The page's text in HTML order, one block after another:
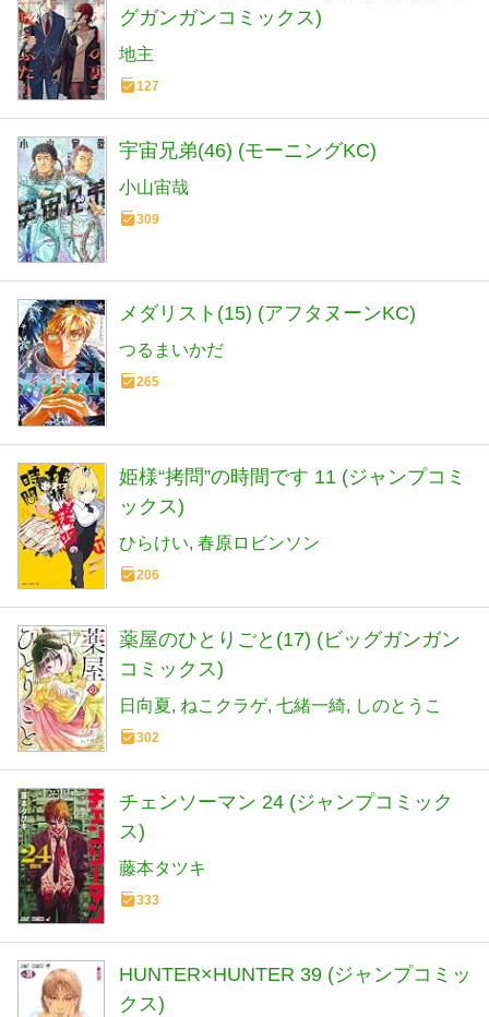
グガンガンコミックス)
地主
127
宇宙兄弟(46) (モーニングKC)
小山宙哉
309
メダリスト(15) (アフタヌーンKC)
つるまいかだ
265
姫様“拷問”の時間です 11 (ジャンプコミ
ックス)
ひらけい 春原ロビンソン
206
薬屋のひとりごと(17) (ビッグガンガン
コミックス)
日向夏 ねこクラゲ 七緒一綺 しのとうこ
302
チェンソーマン 24 (ジャンプコミック
ス)
藤本タツキ
333
HUNTER×HUNTER 39 (ジャンプコミッ
クス)